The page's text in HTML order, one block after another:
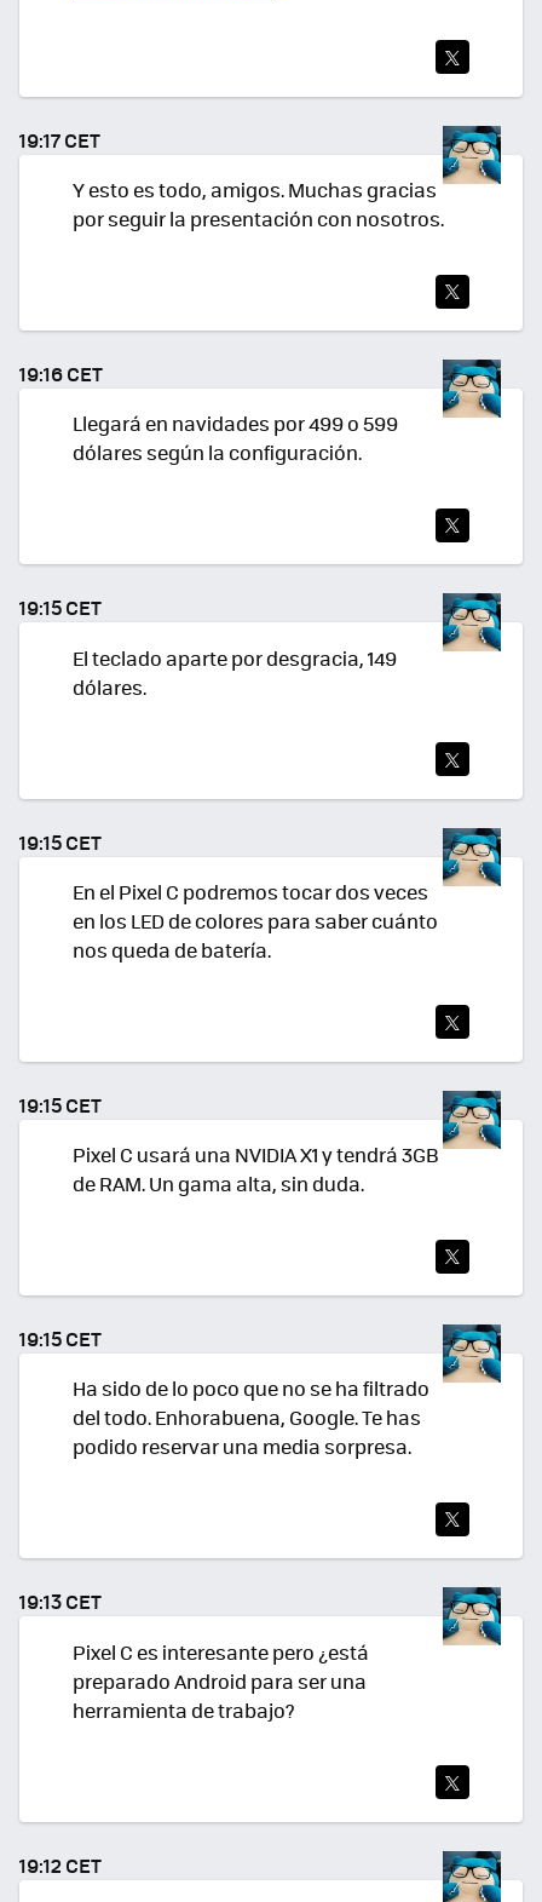
TEA
R
19:17 CET
Y esto es todo, amigos. Muchas gracias
por seguir la presentación con nosotros.
TEA
R
19:16 CET
Llegará en navidades por 499 o 599
dólares según la configuración.
TWI
TEA
R
19:15 CET
El teclado aparte por desgracia, 149
dólares.
TEA
R
19:15 CET
En el Pixel C podremos tocar dos veces
en los LED de colores para saber cuánto
nos queda de batería.
TEA
R
19:15 CET
Pixel C usará una NVIDIA X1 y tendrá 3GB
de RAM. Un gama alta, sin duda.
TEA
R
19:15 CET
Ha sido de lo poco que no se ha filtrado
del todo. Enhorabuena, Google. Te has
podido reservar una media sorpresa.
TWI
TEA
R
19:13 CET
Pixel C es interesante pero ¿está
preparado Android para ser una
herramienta de trabajo?
TEA
R
19:12 CET